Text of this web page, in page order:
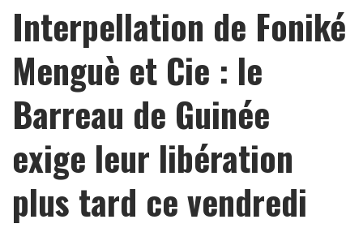
Interpellation de Foniké
Menguè et Cie : le
Barreau de Guinée
exige leur libération
plus tard ce vendredi